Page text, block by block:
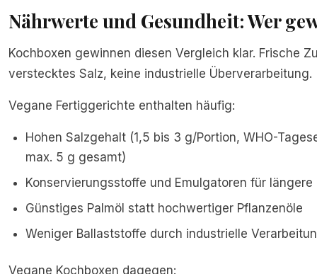
Nährwerte und Gesundheit: Wer
Kochboxen gewinnen diesen Vergleich klar. Frische
verstecktes Salz, keine industrielle Überverarbeitung.
Vegane Fertiggerichte enthalten häufig:
Hohen Salzgehalt (1,5 bis 3 g/Portion, WHO-
max. 5 g gesamt)
Konservierungsstoffe und Emulgatoren für längere
Günstiges Palmöl statt hochwertiger Pflanzenöle
Weniger Ballaststoffe durch industrielle
Vegane Kochboxen dagegen: